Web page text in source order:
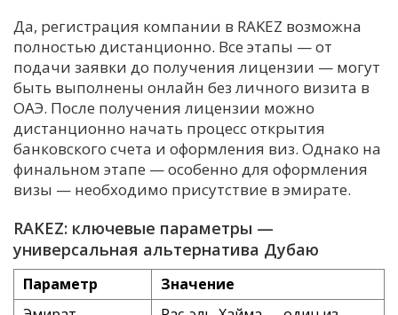
Да, регистрация компании в RAKEZ возможна
полностью дистанционно. Все этапы — от
подачи заявки до получения лицензии — могут
быть выполнены онлайн без личного визита в
ОАЭ. После получения лицензии можно
дистанционно начать процесс открытия
банковского счета и оформления виз. Однако на
финальном этапе — особенно для оформления
визы — необходимо присутствие в эмирате.
RAKEZ: ключевые параметры —
универсальная альтернатива Дубаю
Параметр
Значение